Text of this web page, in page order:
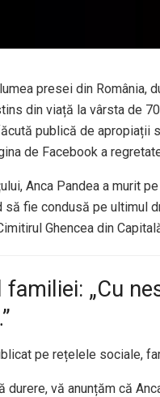
presei din România,
din viață la vârsta de
publică de apropiații
de Facebook a
Anca Pandea a murit
să fie condusă pe ultimul
Ghencea din
familiei: „Cu
pe rețelele sociale,
durere, vă anunțăm că